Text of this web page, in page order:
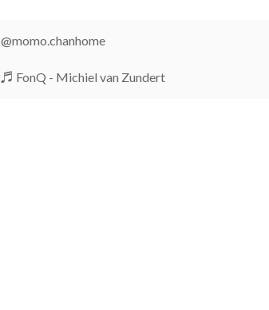
@momo.chanhome
♬ FonQ - Michiel van Zundert